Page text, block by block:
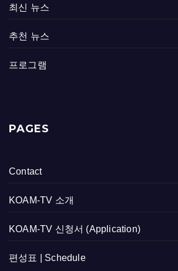
최신 뉴스
추천 뉴스
프로그램
PAGES
Contact
KOAM-TV 소개
KOAM-TV 신청서 (Application)
편성표 | Schedule